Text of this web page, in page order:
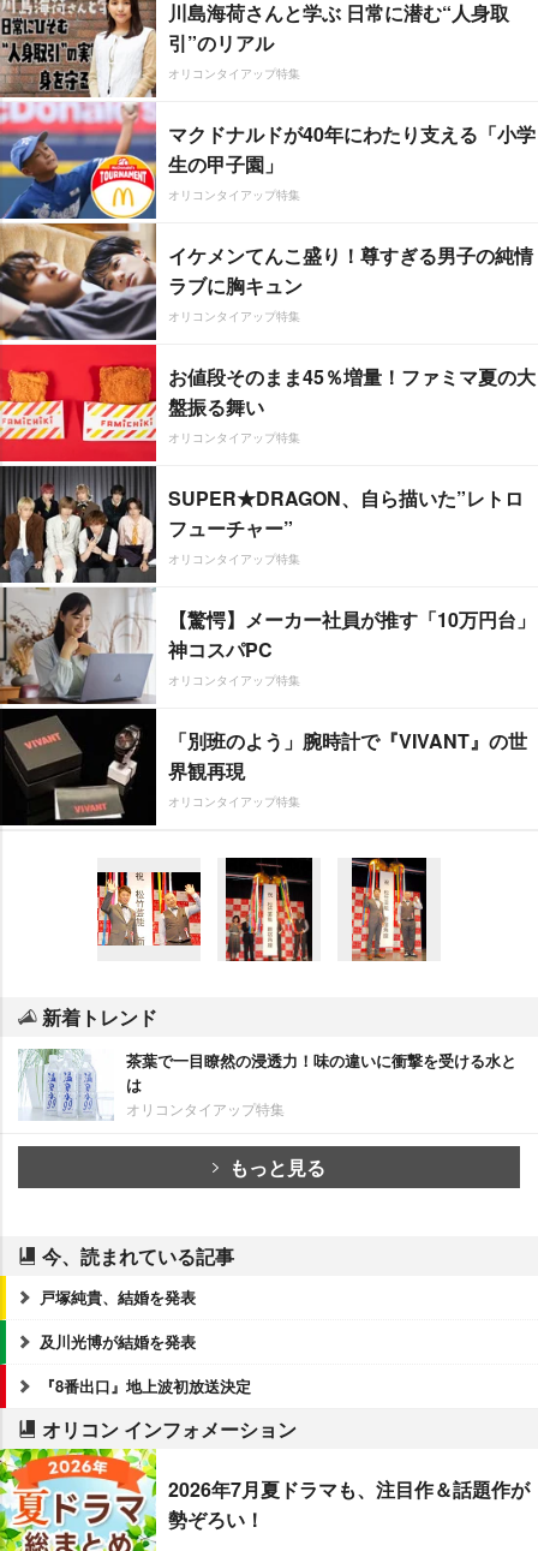
川島海荷さんと学ぶ 日常に潜む“人身取
引”のリアル
オリコンタイアップ特集
マクドナルドが40年にわたり支える「小学
生の甲子園」
オリコンタイアップ特集
イケメンてんこ盛り！尊すぎる男子の純情
ラブに胸キュン
オリコンタイアップ特集
お値段そのまま45％増量！ファミマ夏の大
盤振る舞い
オリコンタイアップ特集
SUPER★DRAGON、自ら描いた”レトロ
フューチャー”
オリコンタイアップ特集
【驚愕】メーカー社員が推す「10万円台」
神コスパPC
オリコンタイアップ特集
「別班のよう」腕時計で『VIVANT』の世
界観再現
オリコンタイアップ特集
新着トレンド
茶葉で一目瞭然の浸透力！味の違いに衝撃を受ける水と
は
オリコンタイアップ特集
もっと見る
今、読まれている記事
戸塚純貴、結婚を発表
及川光博が結婚を発表
『8番出口』地上波初放送決定
オリコン インフォメーション
2026年7月夏ドラマも、注目作＆話題作が
勢ぞろい！